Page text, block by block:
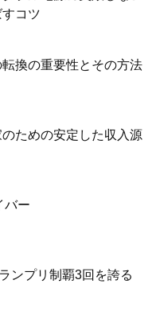
コツ
換の重要性とその方法
ための安定した収入源
バー
ンプリ制覇3回を誇る